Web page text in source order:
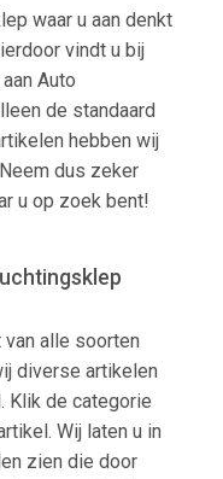
waar u aan denkt
vindt u bij
Auto
de standaard
hebben wij
dus zeker
u op zoek bent!
alle soorten
diverse artikelen
Klik de categorie
Wij laten u in
zien die door